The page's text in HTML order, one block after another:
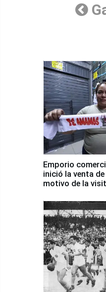
Emporio
inició la venta
motivo de la